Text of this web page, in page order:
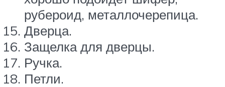
рубероид, металлочерепица.
Дверца.
Защелка для дверцы.
Ручка.
Петли.